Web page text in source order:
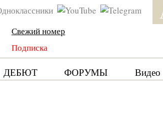
Свежий номер
Подписка
ДЕБЮТ ФОРУМЫ Видео